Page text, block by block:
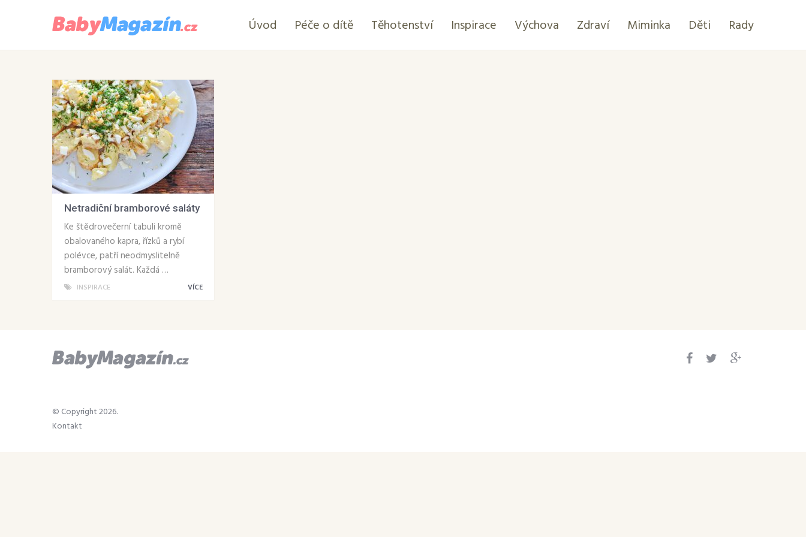
Úvod Péče o dítě Těhotenství Inspirace Výchova Zdraví Miminka Děti Rady
Netradiční bramborové saláty
Ke štědrovečerní tabuli kromě
obalovaného kapra, řízků a rybí
polévce, patří neodmyslitelně
bramborový salát. Každá …
INSPIRACE VÍCE
© Copyright 2026.
Kontakt